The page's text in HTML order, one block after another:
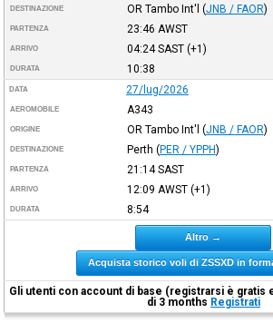
DESTINAZIONE OR Tambo Int'l (JNB / FAOR)
PARTENZA 23:46 AWST
ARRIVO 04:24SAST(+1)
DURATA 10:38
DATA 27/lug/2026
AEROMOBILE A343
ORIGINE OR Tambo Int'l (JNB / FAOR)
DESTINAZIONE Perth (PER / YPPH)
PARTENZA 21:14SAST
ARRIVO 12:09 AWST(+1)
DURATA 8:54
Altro →
Acquista storico voli di ZSSXD in
Gli utenti con account di base (registrarsi è gratis
di 3 months Registrati